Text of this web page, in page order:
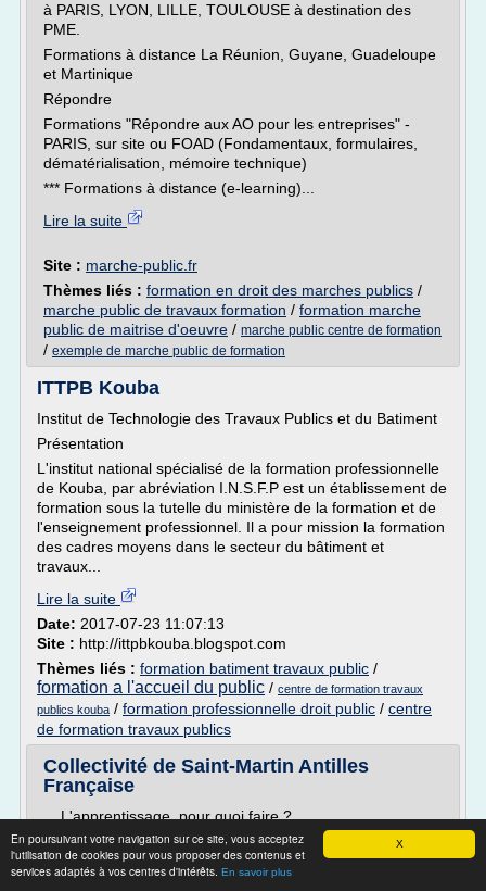
X
En poursuivant votre navigation sur ce site, vous acceptez
l'utilisation de cookies pour vous proposer des contenus et
services adaptés à vos centres d'intérêts. En savoir plus
à PARIS, LYON, LILLE, TOULOUSE à destination des
PME.
Formations à distance La Réunion, Guyane, Guadeloupe
et Martinique
Répondre
Formations "Répondre aux AO pour les entreprises" -
PARIS, sur site ou FOAD (Fondamentaux, formulaires,
dématérialisation, mémoire technique)
*** Formations à distance (e-learning)...
Lire la suite
Site : marche-public.fr
Thèmes liés : formation en droit des marches publics /
marche public de travaux formation / formation marche
public de maitrise d'oeuvre / marche public centre de formation
/ exemple de marche public de formation
ITTPB Kouba
Institut de Technologie des Travaux Publics et du Batiment
Présentation
L'institut national spécialisé de la formation professionnelle
de Kouba, par abréviation I.N.S.F.P est un établissement de
formation sous la tutelle du ministère de la formation et de
l'enseignement professionnel. Il a pour mission la formation
des cadres moyens dans le secteur du bâtiment et
travaux...
Lire la suite
Date: 2017-07-23 11:07:13
Site : http://ittpbkouba.blogspot.com
Thèmes liés : formation batiment travaux public /
formation a l'accueil du public / centre de formation travaux
publics kouba / formation professionnelle droit public / centre
de formation travaux publics
Collectivité de Saint-Martin Antilles
Française
L'apprentissage, pour quoi faire ?
Pour bénéficier:
- d'une formation en alternance qui associe une formation